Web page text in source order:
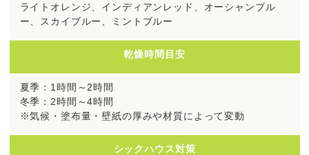
ライトオレンジ、インディアンレッド、オーシャンブル
ー、スカイブルー、ミントブルー
乾燥時間目安
夏季：1時間～2時間
冬季：2時間～4時間
※気候・塗布量・壁紙の厚みや材質によって変動
シックハウス対策